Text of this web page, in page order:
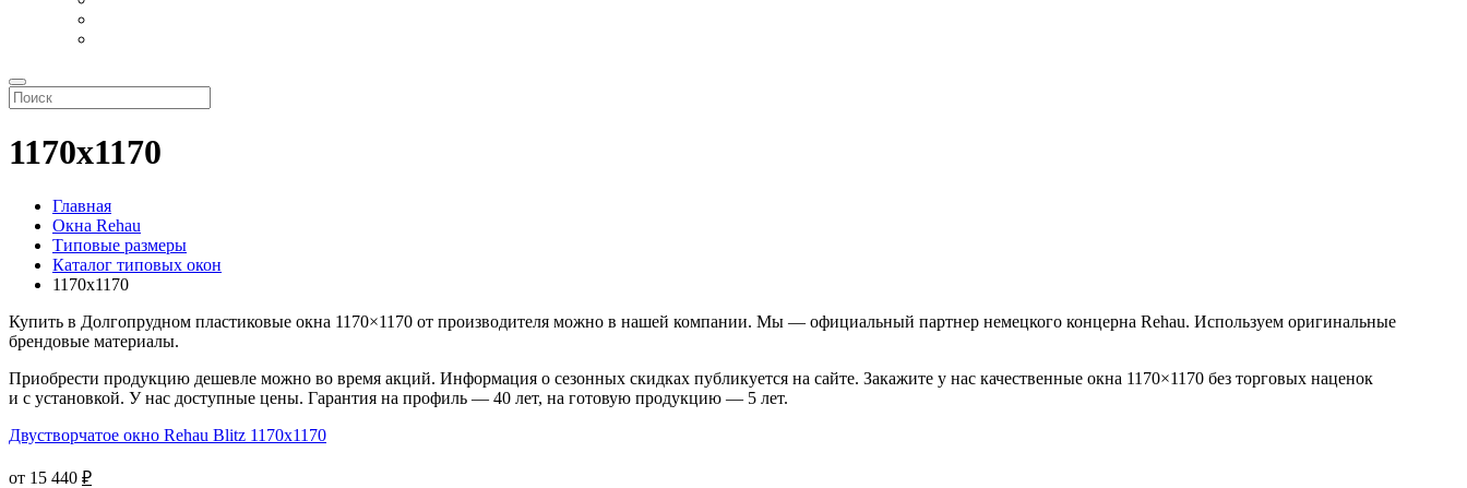
1170х1170
Главная
Окна Rehau
Типовые размеры
Каталог типовых окон
1170х1170
Купить в Долгопрудном пластиковые окна 1170×1170 от производителя можно в нашей компании. Мы — официальный партнер немецкого концерна Rehau. Используем оригинальные
брендовые материалы.
Приобрести продукцию дешевле можно во время акций. Информация о сезонных скидках публикуется на сайте. Закажите у нас качественные окна 1170×1170 без торговых наценок
и с установкой. У нас доступные цены. Гарантия на профиль — 40 лет, на готовую продукцию — 5 лет.
Двустворчатое окно Rehau Blitz 1170x1170
от 15 440 ₽